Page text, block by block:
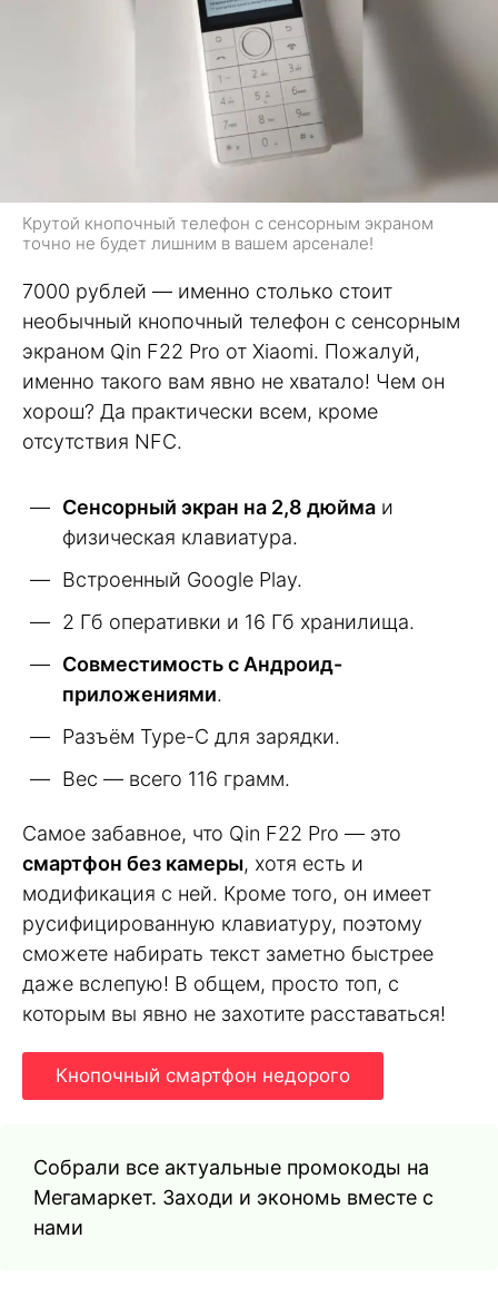
Крутой кнопочный телефон с сенсорным экраном
точно не будет лишним в вашем арсенале!
7000 рублей — именно столько стоит
необычный кнопочный телефон с сенсорным
экраном Qin F22 Pro от Xiaomi. Пожалуй,
именно такого вам явно не хватало! Чем он
хорош? Да практически всем, кроме
отсутствия NFC.
Сенсорный экран на 2,8 дюйма и
физическая клавиатура.
Встроенный Google Play.
2 Гб оперативки и 16 Гб хранилища.
Совместимость с Андроид-
приложениями.
Разъём Type-C для зарядки.
Вес — всего 116 грамм.
Самое забавное, что Qin F22 Pro — это
смартфон без камеры, хотя есть и
модификация с ней. Кроме того, он имеет
русифицированную клавиатуру, поэтому
сможете набирать текст заметно быстрее
даже вслепую! В общем, просто топ, с
которым вы явно не захотите расставаться!
Кнопочный смартфон недорого
Собрали все актуальные промокоды на
Мегамаркет. Заходи и экономь вместе с
нами